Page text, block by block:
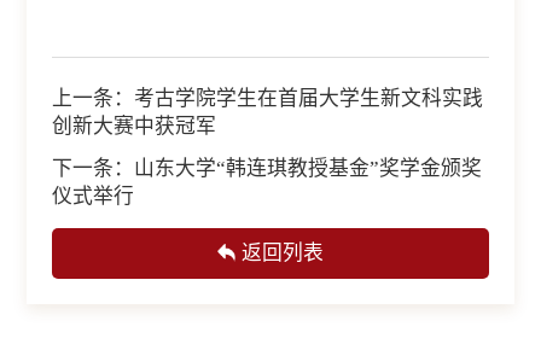
上一条： 考古学院学生在首届大学生新文科实践
创新大赛中获冠军
下一条： 山东大学“韩连琪教授基金”奖学金颁奖
仪式举行
返回列表